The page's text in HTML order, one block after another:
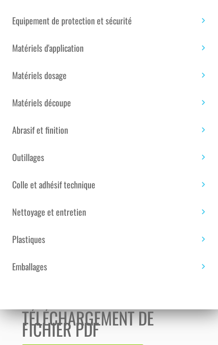
Equipement de protection et sécurité
Matériels d'application
Matériels dosage
Matériels découpe
Abrasif et finition
Outillages
Colle et adhésif technique
Nettoyage et entretien
Plastiques
Emballages
de
13.01€
à
CARTON DE
de
DE
AT6102
DIM :
100
MM
X
piscine,Univers du bateau
UGS :
technique
TÉLÉCHARGEMENT DE
FICHIER PDF